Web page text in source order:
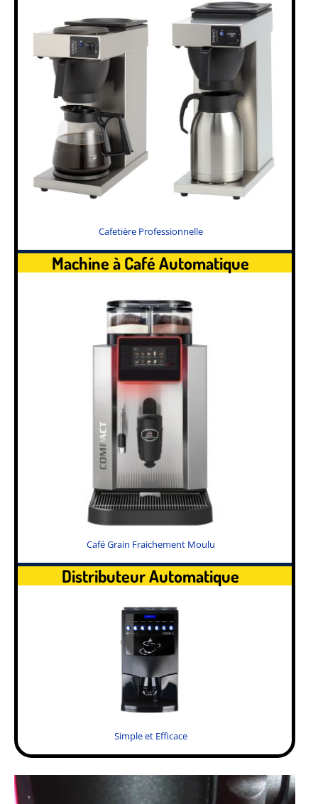
Cafetière Professionnelle
Machine à Café Automatique
Café Grain Fraichement Moulu
Distributeur Automatique
Simple et Efficace